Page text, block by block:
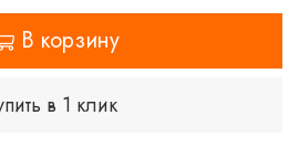
В корзину
в 1 клик